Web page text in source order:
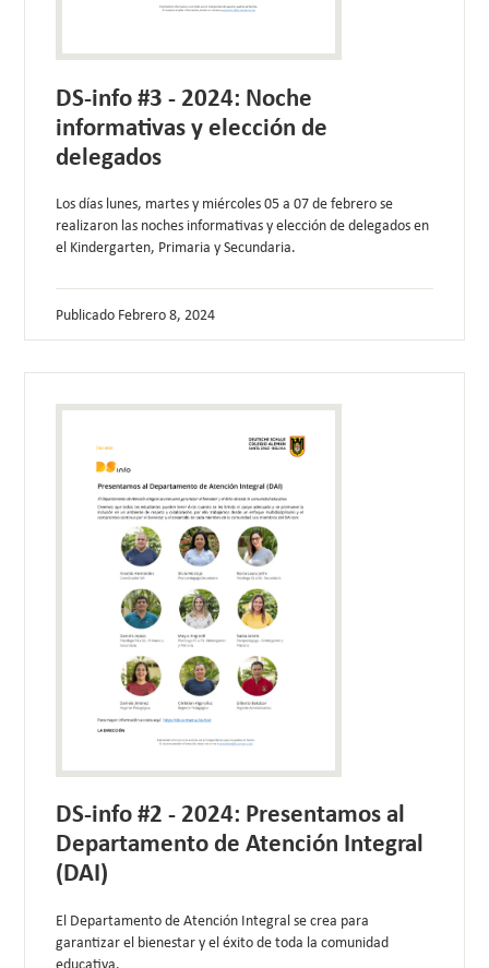
DS-info #3 - 2024: Noche
informativas y elección de
delegados
Los días lunes, martes y miércoles 05 a 07 de febrero se
realizaron las noches informativas y elección de delegados en
el Kindergarten, Primaria y Secundaria.
Publicado Febrero 8, 2024
DS-info #2 - 2024: Presentamos al
Departamento de Atención Integral
(DAI)
El Departamento de Atención Integral se crea para
garantizar el bienestar y el éxito de toda la comunidad
educativa.